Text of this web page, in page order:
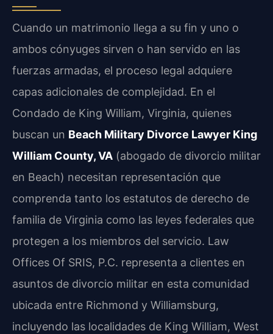
Cuando un matrimonio llega a su fin y uno o
ambos cónyuges sirven o han servido en las
fuerzas armadas, el proceso legal adquiere
capas adicionales de complejidad. En el
Condado de King William, Virginia, quienes
buscan un Beach Military Divorce Lawyer King
William County, VA (abogado de divorcio militar
en Beach) necesitan representación que
comprenda tanto los estatutos de derecho de
familia de Virginia como las leyes federales que
protegen a los miembros del servicio. Law
Offices Of SRIS, P.C. representa a clientes en
asuntos de divorcio militar en esta comunidad
ubicada entre Richmond y Williamsburg,
incluyendo las localidades de King William, West